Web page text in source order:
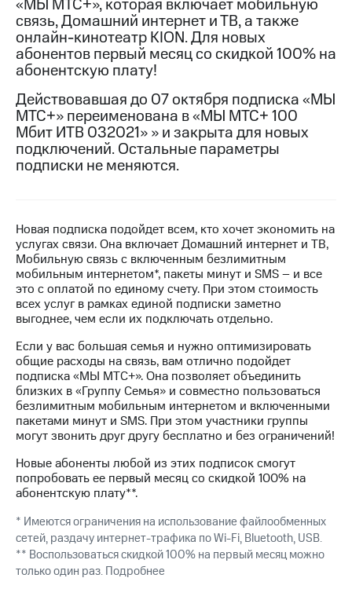
Роуминг
Семейная
Заказать
SIM-
карту
Оформить
карта
для
иностранцев
Оформить
чистый
номер
Выбрать
красивый
номер
Заменить
SIM-
карту
Перейти
на
eSIM
Для дома
Выберите
и подключите
ТВ
на связь
Тарифы
RED,
РИИЛ
Супер
дешевле
при
оплате
с карты
и подключите
ТВ
с выгодным
тарифом
Тарифы
Интернет,
ТВ и телефон
для дома
Услуги
Личный
кабинет
интернета
и
ТВ
Личный
кабинет
спутникового
ТВ
«МЫ МТС+», которая включает мобильную
связь, Домашний интернет и ТВ, а также
онлайн-кинотеатр KION. Для новых
абонентов первый месяц со скидкой 100% на
абонентскую плату!
Действовавшая до 07 октября подписка «МЫ
МТС+» переименована в «МЫ МТС+ 100
Мбит ИТВ 032021» » и закрыта для новых
подключений. Остальные параметры
подписки не меняются.
Новая подписка подойдет всем, кто хочет экономить на
услугах связи. Она включает Домашний интернет и ТВ,
Мобильную связь с включенным безлимитным
мобильным интернетом*, пакеты минут и SMS – и все
это с оплатой по единому счету. При этом стоимость
всех услуг в рамках единой подписки заметно
выгоднее, чем если их подключать отдельно.
Если у вас большая семья и нужно оптимизировать
общие расходы на связь, вам отлично подойдет
подписка «МЫ МТС+». Она позволяет объединить
близких в «Группу Семья» и совместно пользоваться
безлимитным мобильным интернетом и включенными
пакетами минут и SMS. При этом участники группы
могут звонить друг другу бесплатно и без ограничений!
Новые абоненты любой из этих подписок смогут
попробовать ее первый месяц со скидкой 100% на
абонентскую плату**.
* Имеются ограничения на использование файлообменных
сетей, раздачу интернет-трафика по Wi-Fi, Bluetooth, USB.
** Воспользоваться скидкой 100% на первый месяц можно
только один раз. Подробнее